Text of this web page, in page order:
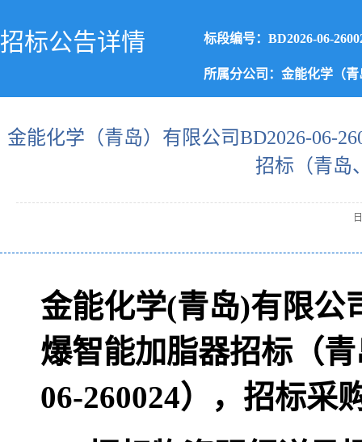
招标公告详情 标段编号：BD2026-06-
所属分公司：金能化学（
金能化学（青岛）有限公司BD2026-06-
招标（青岛